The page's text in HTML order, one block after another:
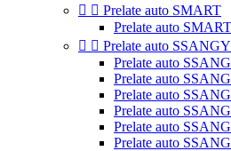
  Prelate auto SMART
Prelate auto
  Prelate auto
Prelate auto
Prelate auto
Prelate auto
Prelate auto
Prelate auto
Prelate auto